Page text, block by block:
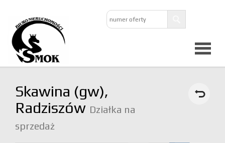
Skawina (gw),
Radziszów Działka na
sprzedaż